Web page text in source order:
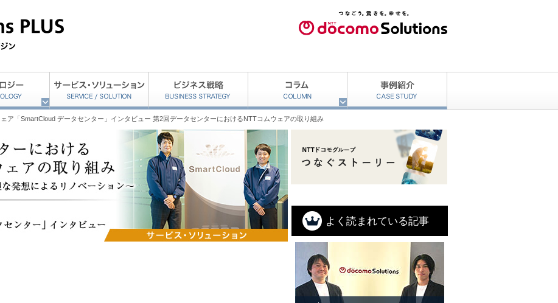
ア「SmartCloud データセンター」インタビュー 第2回データセンターにおけるNTTコムウェアの取り組み
よく読まれている記事